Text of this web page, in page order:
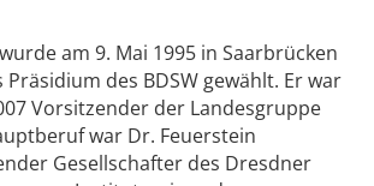
am 9. Mai 1995 in Saarbrücken
des BDSW gewählt. Er war
Vorsitzender der Landesgruppe
war Dr. Feuerstein
Gesellschafter des Dresdner